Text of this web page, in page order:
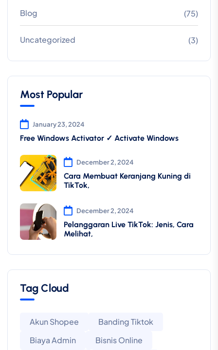
Blog (75)
Uncategorized (3)
Most Popular
January 23, 2024
Free Windows Activator ✓ Activate Windows
December 2, 2024
Cara Membuat Keranjang Kuning di
TikTok,
December 2, 2024
Pelanggaran Live TikTok: Jenis, Cara
Melihat,
Tag Cloud
Akun Shopee
Banding Tiktok
Biaya Admin
Bisnis Online